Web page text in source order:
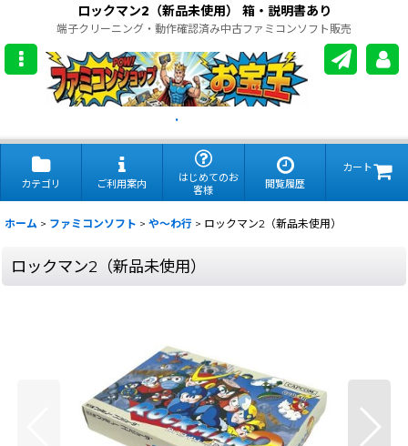
ロックマン2（新品未使用） 箱・説明書あり
端子クリーニング・動作確認済み中古ファミコンソフト販売
.
カテゴリ ご利用案内
はじめてのお
客様
閲覧履歴
カート
ホーム > ファミコンソフト > や〜わ行 > ロックマン2（新品未使用）
ロックマン2（新品未使用）